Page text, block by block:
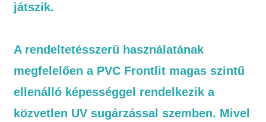
játszik.
A rendeltetésszerű használatának
megfelelően a PVC Frontlit magas szintű
ellenálló képességgel rendelkezik a
közvetlen UV sugárzással szemben. Mivel